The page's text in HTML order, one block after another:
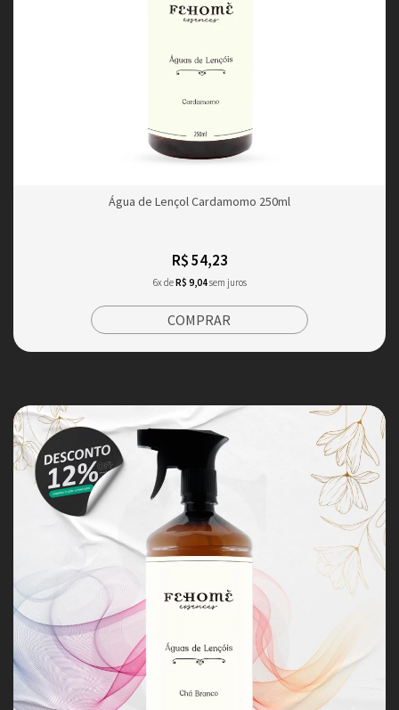
Água de Lençol Cardamomo 250ml
R$ 54,23
6x deR$ 9,04sem juros
COMPRAR